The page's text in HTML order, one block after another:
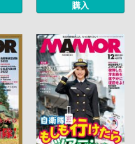
購入